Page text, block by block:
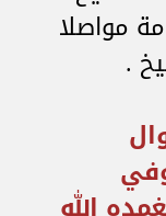
مواصلا
.
26 شوال
07/1954 توفي